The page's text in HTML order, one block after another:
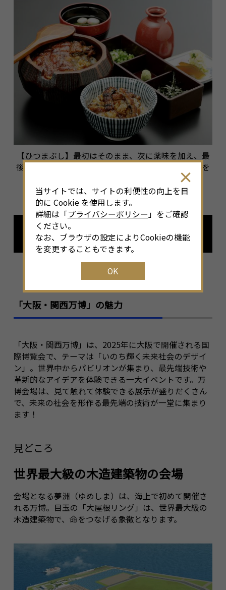
【ひつまぶし】最初はそのまま、次に薬味を加え、最
後はお茶漬け風にして食べるひつまぶしは、食べ方を
変えることで3つの味わいを楽しめます。
なごやめしを見る
「大阪・関西万博」の魅力
「大阪・関西万博」は、2025年に大阪で開催される国
際博覧会で、テーマは「いのち輝く未来社会のデザイ
ン」。世界中からパビリオンが集まり、最先端技術や
革新的なアイデアを体験できる一大イベントです。万
博会場は、見て触れて体験できる展示が盛りだくさん
で、未来の社会を形作る最先端の技術が一堂に集まり
ます！
見どころ
世界最大級の木造建築物の会場
会場となる夢洲（ゆめしま）は、海上で初めて開催さ
れる万博。目玉の「大屋根リング」は、世界最大級の
木造建築物で、命をつなげる象徴となります。
当サイトでは、サイトの利便性の向上を目
的に Cookie を使用します。
詳細は「プライバシーポリシー 」をご確認
ください。
なお、ブラウザの設定によりCookieの機能
を変更することもできます。
OK